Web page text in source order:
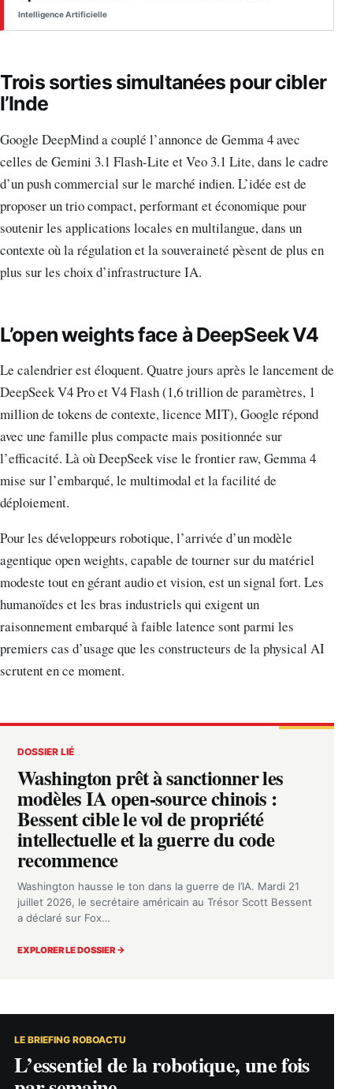
Intelligence Artificielle
Trois sorties simultanées pour cibler
l’Inde
Google DeepMind a couplé l’annonce de Gemma 4 avec
celles de Gemini 3.1 Flash-Lite et Veo 3.1 Lite, dans le cadre
d’un push commercial sur le marché indien. L’idée est de
proposer un trio compact, performant et économique pour
soutenir les applications locales en multilangue, dans un
contexte où la régulation et la souveraineté pèsent de plus en
plus sur les choix d’infrastructure IA.
L’open weights face à DeepSeek V4
Le calendrier est éloquent. Quatre jours après le lancement de
DeepSeek V4 Pro et V4 Flash (1,6 trillion de paramètres, 1
million de tokens de contexte, licence MIT), Google répond
avec une famille plus compacte mais positionnée sur
l’efficacité. Là où DeepSeek vise le frontier raw, Gemma 4
mise sur l’embarqué, le multimodal et la facilité de
déploiement.
Pour les développeurs robotique, l’arrivée d’un modèle
agentique open weights, capable de tourner sur du matériel
modeste tout en gérant audio et vision, est un signal fort. Les
humanoïdes et les bras industriels qui exigent un
raisonnement embarqué à faible latence sont parmi les
premiers cas d’usage que les constructeurs de la physical AI
scrutent en ce moment.
DOSSIER LIÉ
Washington prêt à sanctionner les
modèles IA open-source chinois :
Bessent cible le vol de propriété
intellectuelle et la guerre du code
recommence
Washington hausse le ton dans la guerre de l’IA. Mardi 21
juillet 2026, le secrétaire américain au Trésor Scott Bessent
a déclaré sur Fox…
EXPLORER LE DOSSIER →
LE BRIEFING ROBOACTU
L’essentiel de la robotique, une fois